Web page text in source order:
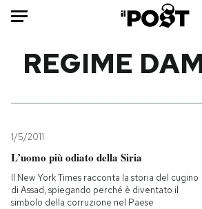
Politica
Tecnologia
Internet
Ok
REGIME
1/5/2011
L’uomo più odiato della Siria
Il New York Times racconta la storia del cugino
di Assad, spiegando perché è diventato il
simbolo della corruzione nel Paese